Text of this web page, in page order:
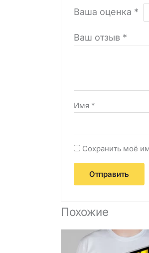
Ваша оценка *
Ваш отзыв *
Имя *
Сохранить моё
Похожие